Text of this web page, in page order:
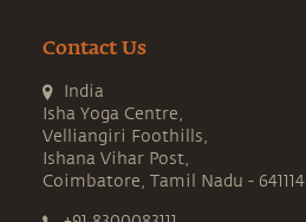
Contact Us
India
Isha Yoga Centre,
Velliangiri Foothills,
Ishana Vihar Post,
Coimbatore, Tamil Nadu - 641114